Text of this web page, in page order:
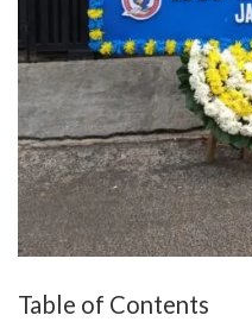
Table of Contents